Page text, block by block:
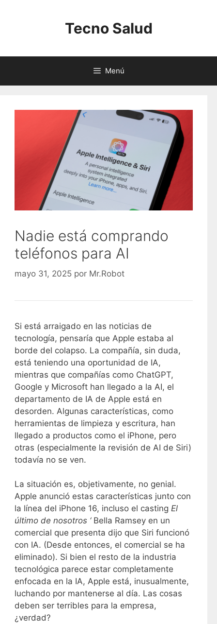
Tecno Salud
Menú
Nadie está comprando
teléfonos para AI
mayo 31, 2025 por Mr.Robot
Si está arraigado en las noticias de
tecnología, pensaría que Apple estaba al
borde del colapso. La compañía, sin duda,
está teniendo una oportunidad de IA,
mientras que compañías como ChatGPT,
Google y Microsoft han llegado a la AI, el
departamento de IA de Apple está en
desorden. Algunas características, como
herramientas de limpieza y escritura, han
llegado a productos como el iPhone, pero
otras (especialmente la revisión de AI de Siri)
todavía no se ven.
La situación es, objetivamente, no genial.
Apple anunció estas características junto con
la línea del iPhone 16, incluso el casting El
último de nosotros ‘Bella Ramsey en un
comercial que presenta dijo que Siri funcionó
con IA. (Desde entonces, el comercial se ha
eliminado). Si bien el resto de la industria
tecnológica parece estar completamente
enfocada en la IA, Apple está, inusualmente,
luchando por mantenerse al día. Las cosas
deben ser terribles para la empresa,
¿verdad?